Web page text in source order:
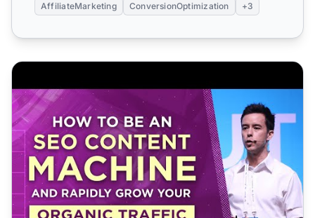
AffiliateMarketing ConversionOptimization +3
Wie Sie zur SEO-Content-Maschine werden und Ihr